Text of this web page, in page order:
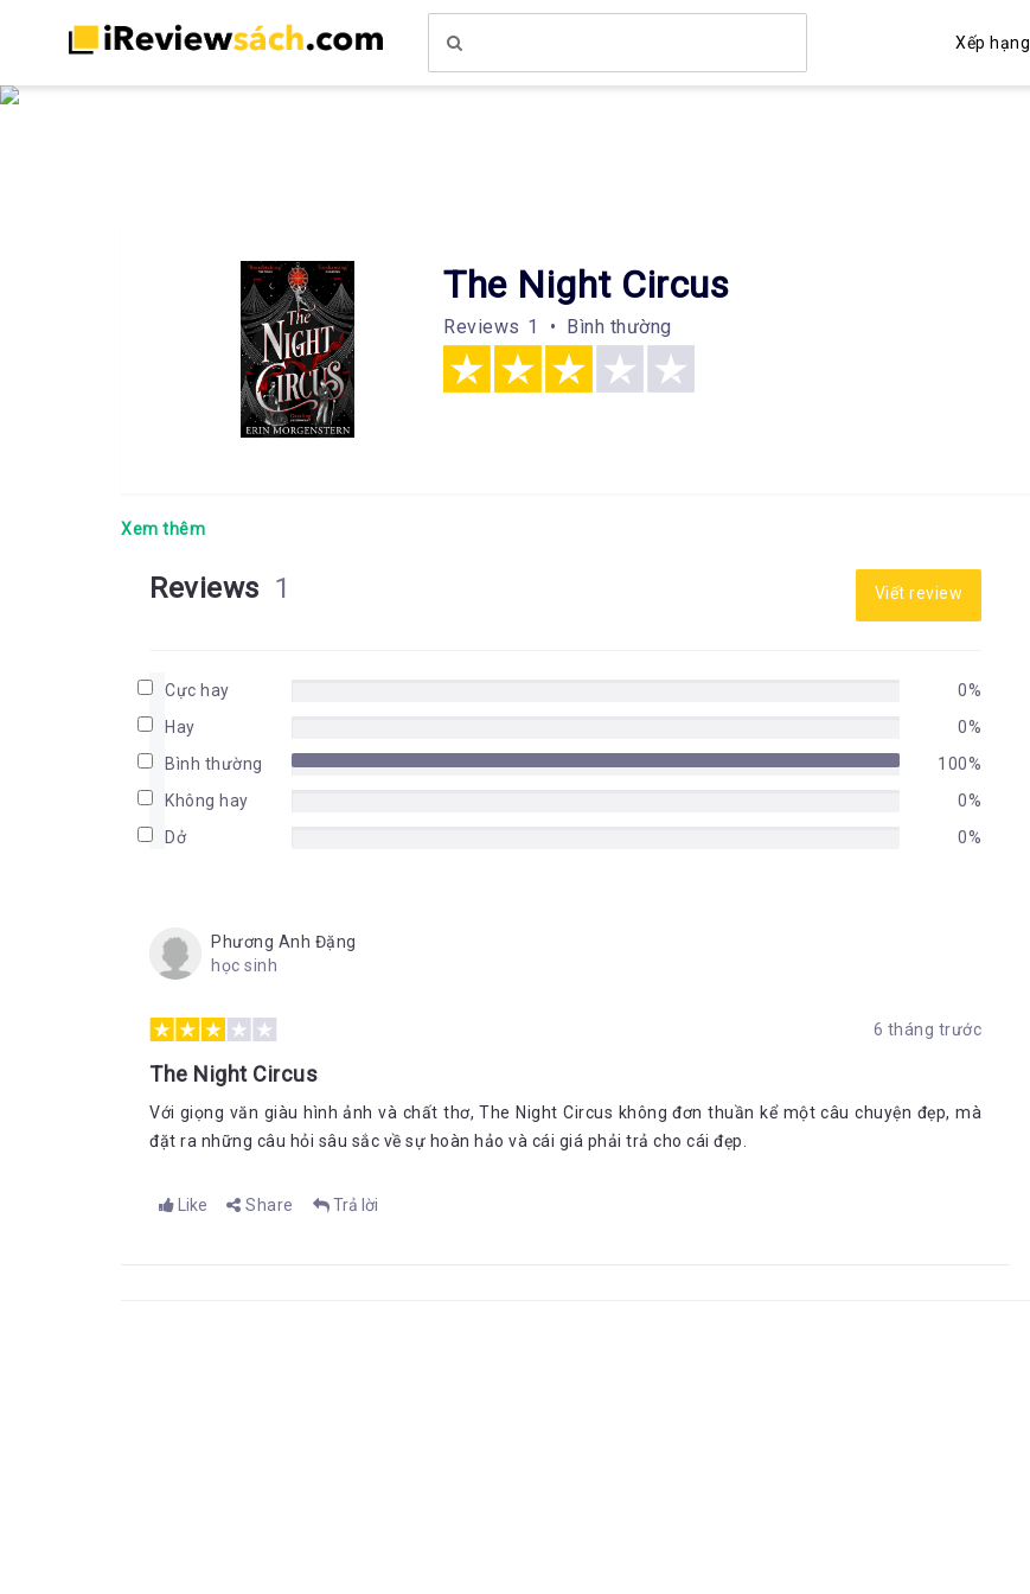
Xếp hạng
The Night Circus
Reviews 1 • Bình thường
Xem thêm
Reviews 1 Viết review
Cực hay
0%
Hay
0%
Bình thường
100%
Không hay
0%
Dở
0%
Phương Anh Đặng
học sinh
6 tháng trước
The Night Circus
Với giọng văn giàu hình ảnh và chất thơ, The Night Circus không đơn thuần kể một câu chuyện đẹp, mà
đặt ra những câu hỏi sâu sắc về sự hoàn hảo và cái giá phải trả cho cái đẹp.
Like Share Trả lời